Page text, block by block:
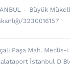
– Büyük
3230016157
Paşa Mah.
İstanbul D